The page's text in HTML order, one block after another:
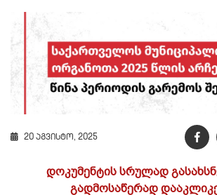
20 აგვისტო, 2025
დოკუმენტის სრულად
გადმოსაწერად